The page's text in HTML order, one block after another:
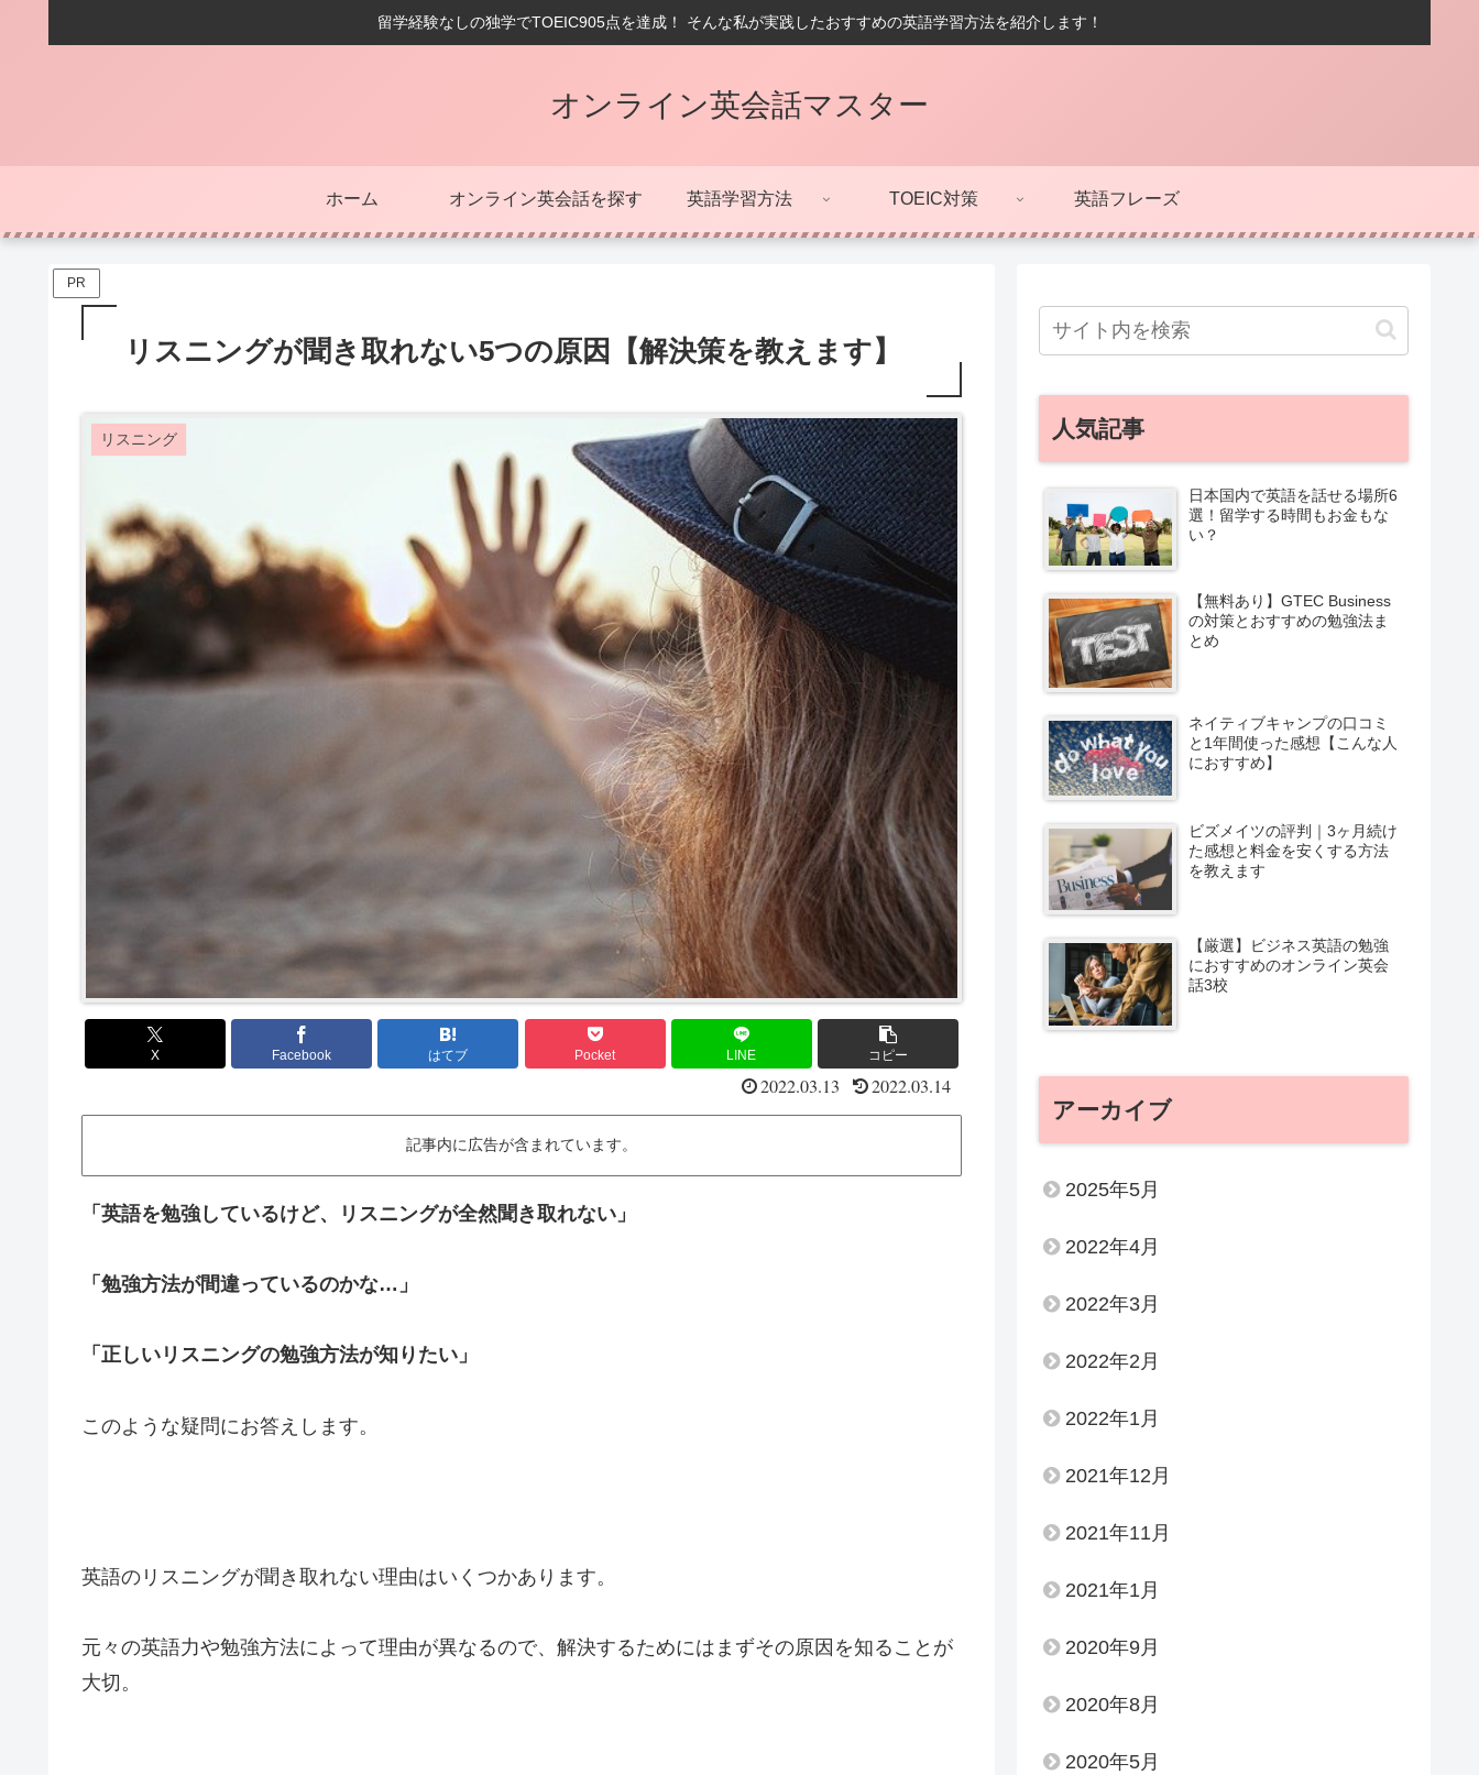
留学経験なしの独学でTOEIC905点を達成！ そんな私が実践したおすすめの英語学習方法を紹介します！
オンライン英会話マスター
ホーム オンライン英会話を探す 英語学習方法 TOEIC対策 英語フレーズ
PR
リスニングが聞き取れない5つの原因【解決策を教えます】
リスニング
X Facebook はてブ Pocket LINE コピー
2022.03.13 2022.03.14
記事内に広告が含まれています。
「英語を勉強しているけど、リスニングが全然聞き取れない」
「勉強方法が間違っているのかな…」
「正しいリスニングの勉強方法が知りたい」
このような疑問にお答えします。
英語のリスニングが聞き取れない理由はいくつかあります。
元々の英語力や勉強方法によって理由が異なるので、解決するためにはまずその原因を知ることが
大切。
人気記事
日本国内で英語を話せる場所6
選！留学する時間もお金もな
い？
【無料あり】GTEC Business
の対策とおすすめの勉強法ま
とめ
ネイティブキャンプの口コミ
と1年間使った感想【こんな人
におすすめ】
ビズメイツの評判｜3ヶ月続け
た感想と料金を安くする方法
を教えます
【厳選】ビジネス英語の勉強
におすすめのオンライン英会
話3校
アーカイブ
2025年5月
2022年4月
2022年3月
2022年2月
2022年1月
2021年12月
2021年11月
2021年1月
2020年9月
2020年8月
2020年5月